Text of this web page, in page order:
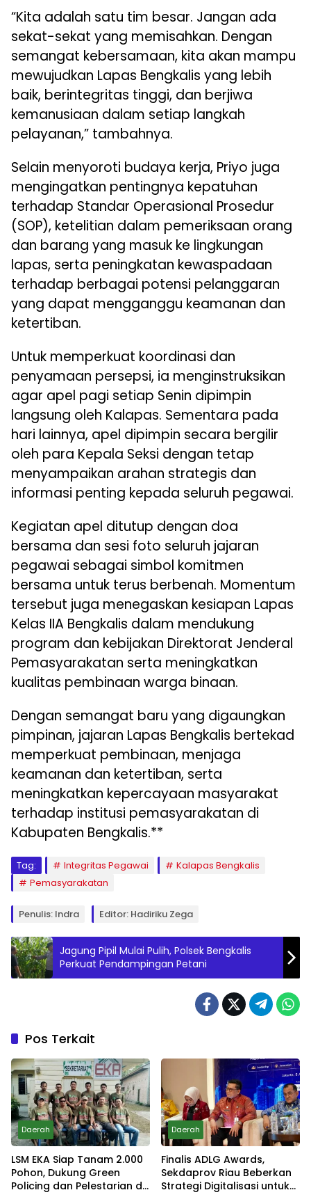
“Kita adalah satu tim besar. Jangan ada
sekat-sekat yang memisahkan. Dengan
semangat kebersamaan, kita akan mampu
mewujudkan Lapas Bengkalis yang lebih
baik, berintegritas tinggi, dan berjiwa
kemanusiaan dalam setiap langkah
pelayanan,” tambahnya.
Selain menyoroti budaya kerja, Priyo juga
mengingatkan pentingnya kepatuhan
terhadap Standar Operasional Prosedur
(SOP), ketelitian dalam pemeriksaan orang
dan barang yang masuk ke lingkungan
lapas, serta peningkatan kewaspadaan
terhadap berbagai potensi pelanggaran
yang dapat mengganggu keamanan dan
ketertiban.
Untuk memperkuat koordinasi dan
penyamaan persepsi, ia menginstruksikan
agar apel pagi setiap Senin dipimpin
langsung oleh Kalapas. Sementara pada
hari lainnya, apel dipimpin secara bergilir
oleh para Kepala Seksi dengan tetap
menyampaikan arahan strategis dan
informasi penting kepada seluruh pegawai.
Kegiatan apel ditutup dengan doa
bersama dan sesi foto seluruh jajaran
pegawai sebagai simbol komitmen
bersama untuk terus berbenah. Momentum
tersebut juga menegaskan kesiapan Lapas
Kelas IIA Bengkalis dalam mendukung
program dan kebijakan Direktorat Jenderal
Pemasyarakatan serta meningkatkan
kualitas pembinaan warga binaan.
Dengan semangat baru yang digaungkan
pimpinan, jajaran Lapas Bengkalis bertekad
memperkuat pembinaan, menjaga
keamanan dan ketertiban, serta
meningkatkan kepercayaan masyarakat
terhadap institusi pemasyarakatan di
Kabupaten Bengkalis.**
Tag: Integritas Pegawai
Kalapas Bengkalis
Pemasyarakatan
Penulis: Indra Editor: Hadiriku Zega
Jagung Pipil Mulai Pulih, Polsek Bengkalis
Perkuat Pendampingan Petani
Pos Terkait
Daerah
LSM EKA Siap Tanam 2.000
Pohon, Dukung Green
Policing dan Pelestarian di
Daerah
Finalis ADLG Awards,
Sekdaprov Riau Beberkan
Strategi Digitalisasi untuk